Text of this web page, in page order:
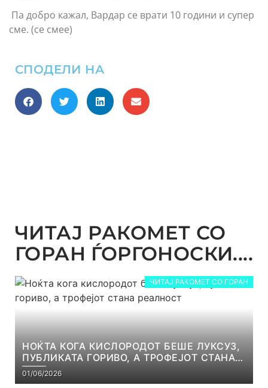
Па добро кажал, Вардар се врати 10 години и супер
сме. (се смее)
СПОДЕЛИ НА
ЧИТАЈ РАКОМЕТ СО
ГОРАН ЃОРГОНОСКИ....
ЧИТАЈ РАКОМЕТ СО ГОРАН
НОЌТА КОГА КИСЛОРОДОТ БЕШЕ ЛУКСУЗ,
ПУБЛИКАТА ГОРИВО, А ТРОФЕЈОТ СТАНА
РЕАЛНОСТ
01/06/2026